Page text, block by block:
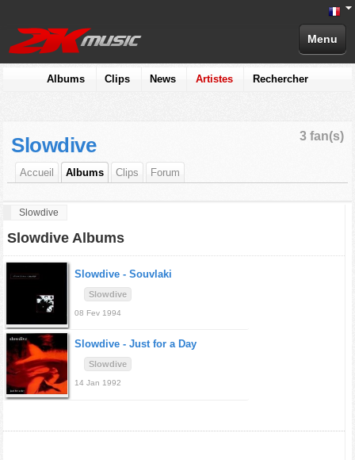
Menu
Albums Clips News Artistes Rechercher
3 fan(s)
Slowdive
Accueil Albums Clips Forum
Slowdive
Slowdive Albums
Slowdive - Souvlaki
Slowdive
08 Fev 1994
Slowdive - Just for a Day
Slowdive
14 Jan 1992